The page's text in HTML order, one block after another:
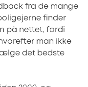
fra de mange
finder
på nettet, fordi
man ikke
det bedste